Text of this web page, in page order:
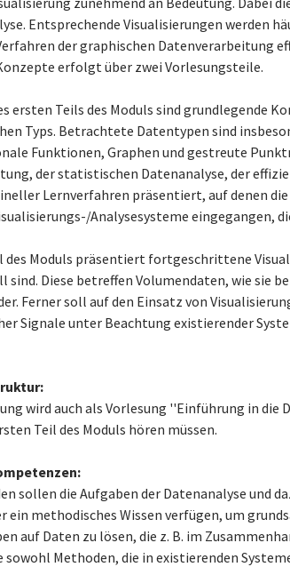
Entsprechende Visualisierungen werden
der graphischen Datenverarbeitung
erfolgt über zwei Vorlesungsteile.
ersten Teils des Moduls sind grundlegende
Typs. Betrachtete Datentypen sind
Funktionen, Graphen und gestreute
der statistischen Datenanalyse, der
Lernverfahren präsentiert, auf denen
Analysesysteme eingegangen,
des Moduls präsentiert fortgeschrittene
sind. Diese betreffen Volumendaten, wie sie
Ferner soll auf den Einsatz von
Signale unter Beachtung existierender
wird auch als Vorlesung ''Einführung in
Teil des Moduls hören müssen.
sollen die Aufgaben der Datenanalyse und
ein methodisches Wissen verfügen, um
auf Daten zu lösen, die z. B. im
sowohl Methoden, die in existierenden